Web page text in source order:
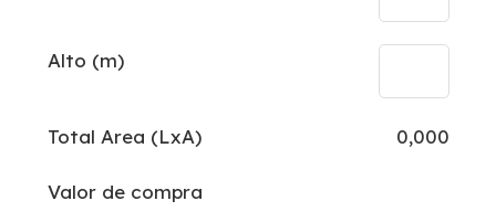
Alto (m)
Total Area (LxA) 0,000
Valor de compra